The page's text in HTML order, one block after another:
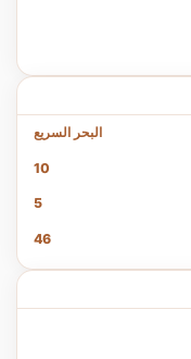
البحر السريع
10
5
46